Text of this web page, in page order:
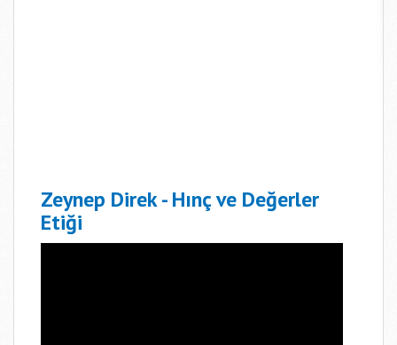
Zeynep Direk - Hınç ve Değerler
Etiği